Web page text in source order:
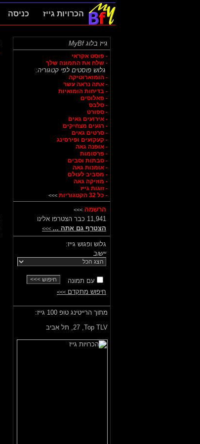
הכרויות גייז כניסה
גייז בלוג MyBf
- פוסט אקראי
- שלח את התמונה שלך
גלוש פוסטים לפי קטגוריה:
- הומוארוטיקה
- אתה נראה עשר
- בדיחות הומואיות
- פאלוסים
- סלבס
- ספורט
- אירועים גאים
- רגעים מצחיקים
- סרטים גאים
- קעקועים ופירסינג
- אופנה גאה
- פרסומות
- סבתות וסבים
- אומנות גאה
- מסביב לעולם
- מוזיקה גאה
- זוגות גייז
- כל 32 הקטגוריות
>>>
הרשמה >>>
11,941 כבר הצטרפו אלינו
הצטרף גם אתה ... >>>
גלוש ופגוש גייז:
יישוב
עם תמונה
חיפוש מתקדם >>>
מתוך הרייטינג טופ 100 גייז:
Top TLV, 27, תל אביב